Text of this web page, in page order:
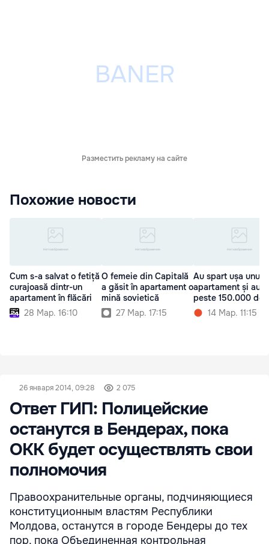
Разместить рекламу на сайте
Похожие новости
Cum s-a salvat o fetiță
curajoasă dintr-un
apartament în flăcări
28 Мар. 16:10
O femeie din Capitală
a găsit în apartament o
mină sovietică
27 Мар. 17:15
Au spart ușa unui
apartament și au
peste 150.000 de
14 Мар. 11:15
26 января 2014, 09:28 2 075
Ответ ГИП: Полицейские
останутся в Бендерах, пока
ОКК будет осуществлять свои
полномочия
Правоохранительные органы, подчиняющиеся
конституционным властям Республики
Молдова, останутся в городе Бендеры до тех
пор, пока Объединенная контрольная